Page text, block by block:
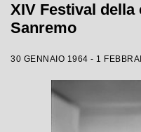
XIV Festival della
Sanremo
30 GENNAIO 1964 - 1